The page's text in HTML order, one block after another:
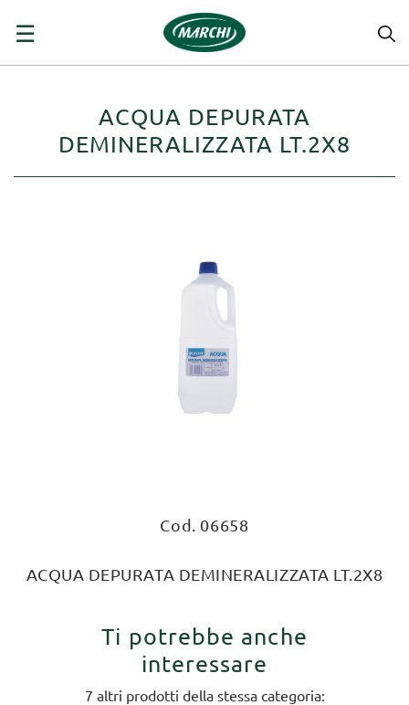
navigazione
☰
ACQUA DEPURATA
DEMINERALIZZATA LT.2X8
Cod. 06658
ACQUA DEPURATA DEMINERALIZZATA LT.2X8
Ti potrebbe anche
interessare
7 altri prodotti della stessa categoria: